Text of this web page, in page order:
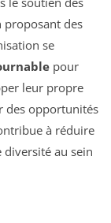
proposant des
se
pour
leur propre
des opportunités
à réduire
diversité au sein